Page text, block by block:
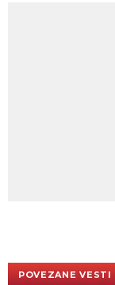
POVEZANE VESTI